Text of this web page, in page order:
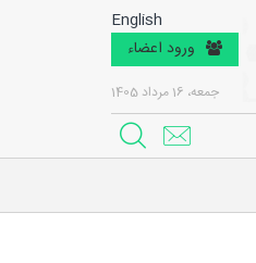
English
ورود اعضاء
جمعه، 16 مرداد 1405